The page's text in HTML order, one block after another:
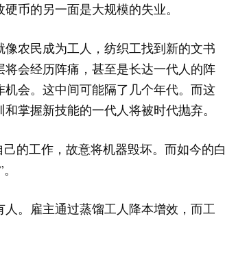
币的另一面是大规模的失业。
农民成为工人，纺织工找到新的文书
会经历阵痛，甚至是长达一代人的阵
会。这中间可能隔了几个年代。而这
掌握新技能的一代人将被时代抛弃。
的工作，故意将机器毁坏。而如今的白
。雇主通过蒸馏工人降本增效，而工